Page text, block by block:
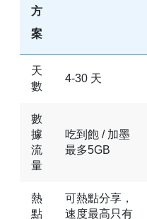
方
案
天
數
4-30 天
數
據
流
量
吃到飽 / 加墨
最多5GB
熱
點
可熱點分享，
速度最高只有